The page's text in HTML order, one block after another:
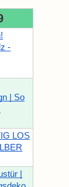
-
| So
LOS
|